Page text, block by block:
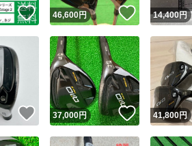
いいね！
46,600円 いいね！
14,400円
いいね！
37,000円 いいね！
41,800円